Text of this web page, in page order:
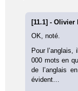
[11.1] -
OK, noté.
Pour l’anglais,
000 mots en
de l’anglais
évident…